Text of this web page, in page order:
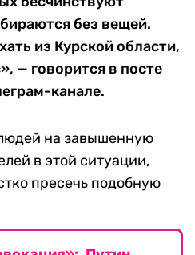
без вещей.
из Курской области,
— говорится в посте
канале.
на завышенную
в этой ситуации,
пресечь подобную